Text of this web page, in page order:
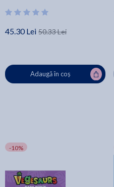
45.30 Lei 50.33 Lei
Adaugă în coș
-10%